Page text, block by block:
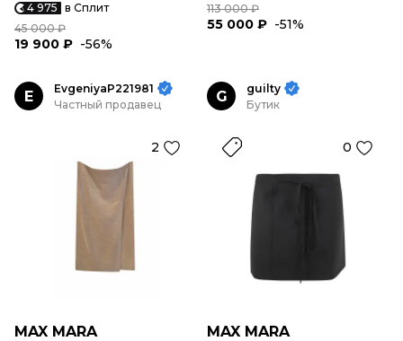
4 975 в Сплит
45 000 ₽
19 900 ₽ -56%
113 000 ₽
55 000 ₽ -51%
E
EvgeniyaP221981
Частный продавец
2
MAX MARA
G
guilty
Бутик
0
MAX MARA